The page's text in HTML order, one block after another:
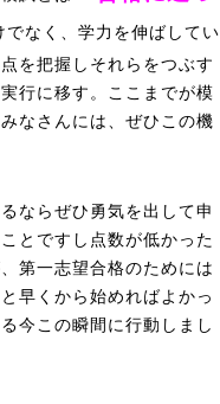
なく、学力を伸ばしてい
を把握しそれらをつぶす
行に移す。ここまでが模
なさんには、ぜひこの機
ならぜひ勇気を出して申
とですし点数が低かった
第一志望合格のためには
早くから始めればよかっ
今この瞬間に行動しまし